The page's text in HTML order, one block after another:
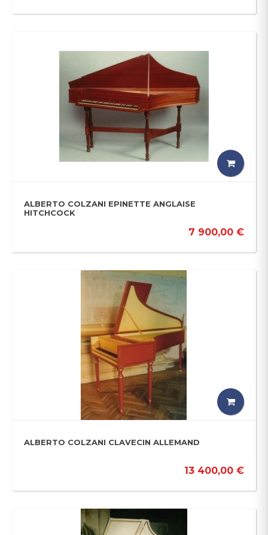
ALBERTO COLZANI EPINETTE ANGLAISE
HITCHCOCK
7 900,00 €
ALBERTO COLZANI CLAVECIN ALLEMAND
13 400,00 €